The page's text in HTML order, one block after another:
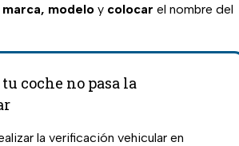
modelo y colocar el nombre del
coche no pasa la
la verificación vehicular en